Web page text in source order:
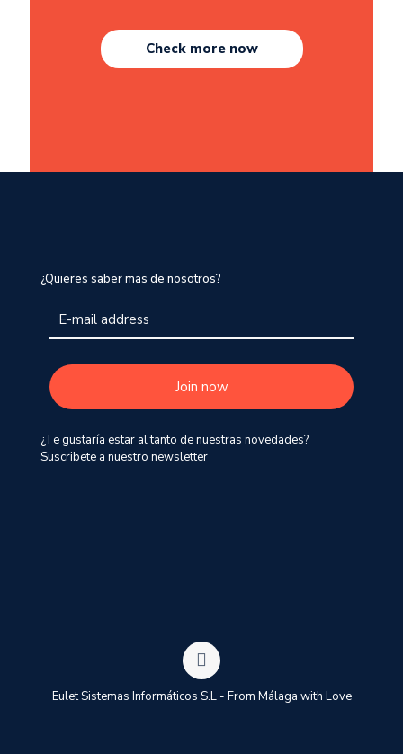
Check more now
¿Quieres saber mas de nosotros?
¿Te gustaría estar al tanto de nuestras novedades?
Suscribete a nuestro newsletter
Eulet Sistemas Informáticos S.L - From Málaga with Love